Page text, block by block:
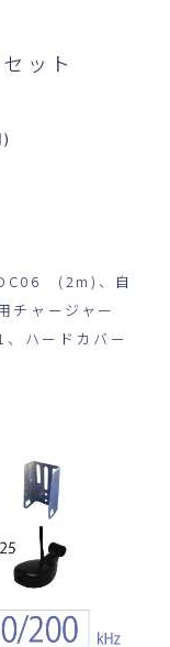
ット
(2m)、自
チャージャー
ハードカバー